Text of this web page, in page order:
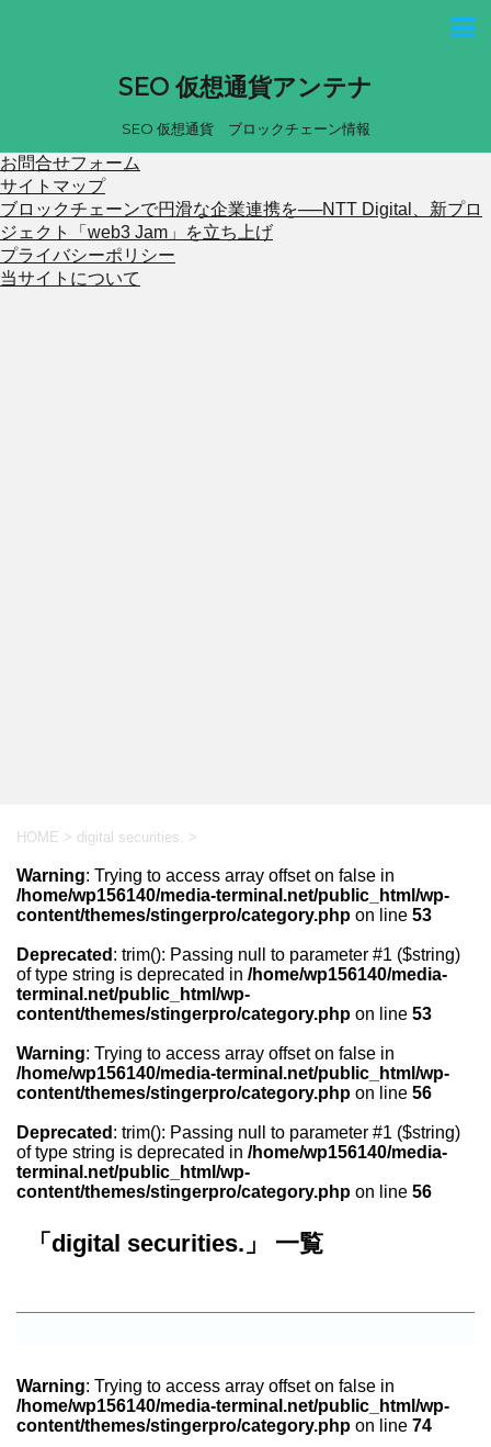
SEO 仮想通貨アンテナ
SEO 仮想通貨 ブロックチェーン情報
お問合せフォーム
サイトマップ
ブロックチェーンで円滑な企業連携を──NTT Digital、新プロ
ジェクト「web3 Jam」を立ち上げ
プライバシーポリシー
当サイトについて
HOME > digital securities. >
Warning: Trying to access array offset on false in
/home/wp156140/media-terminal.net/public_html/wp-
content/themes/stingerpro/category.php on line 53
Deprecated : trim(): Passing null to parameter #1 ($string)
of type string is deprecated in /home/wp156140/media-
terminal.net/public_html/wp-
content/themes/stingerpro/category.php on line 53
Warning: Trying to access array offset on false in
/home/wp156140/media-terminal.net/public_html/wp-
content/themes/stingerpro/category.php on line 56
Deprecated : trim(): Passing null to parameter #1 ($string)
of type string is deprecated in /home/wp156140/media-
terminal.net/public_html/wp-
content/themes/stingerpro/category.php on line 56
「digital securities.」 一覧
Warning: Trying to access array offset on false in
/home/wp156140/media-terminal.net/public_html/wp-
content/themes/stingerpro/category.php on line 74